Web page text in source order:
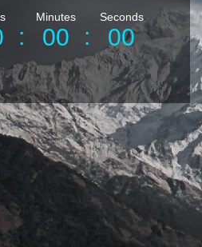
:
00
:
Minutes
00
Seconds